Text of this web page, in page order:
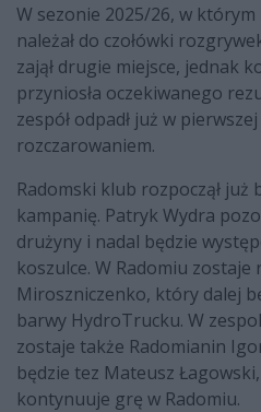
W sezonie 2025/26, w
należał do czołówki
zajął drugie miejsce, jednak
przyniosła oczekiwanego
zespół odpadł już w
rozczarowaniem.
Radomski klub rozpoczął już
kampanię. Patryk Wydra
drużyny i nadal będzie
koszulce. W Radomiu
Miroszniczenko, który dalej
barwy HydroTrucku. W
zostaje także Radomianin
będzie tez Mateusz
kontynuuje grę w Radomiu.